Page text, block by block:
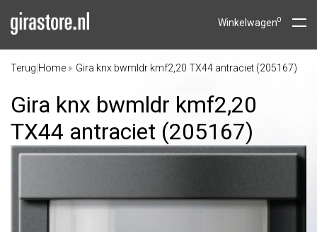
Winkelwagen0
Terug Home Gira knx bwmldr kmf2,20 TX44 antraciet (205167)
Gira knx bwmldr kmf2,20
TX44 antraciet (205167)